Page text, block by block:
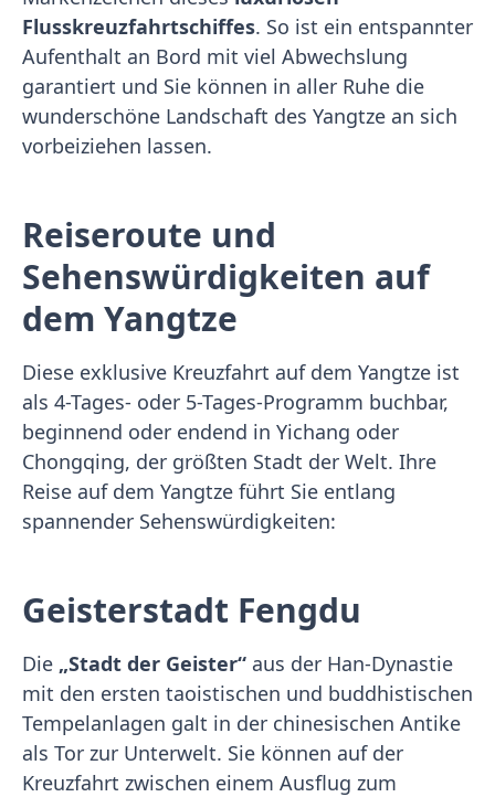
Flusskreuzfahrtschiffes. So ist ein entspannter
Aufenthalt an Bord mit viel Abwechslung
garantiert und Sie können in aller Ruhe die
wunderschöne Landschaft des Yangtze an sich
vorbeiziehen lassen.
Reiseroute und
Sehenswürdigkeiten auf
dem Yangtze
Diese exklusive Kreuzfahrt auf dem Yangtze ist
als 4-Tages- oder 5-Tages-Programm buchbar,
beginnend oder endend in Yichang oder
Chongqing, der größten Stadt der Welt. Ihre
Reise auf dem Yangtze führt Sie entlang
spannender Sehenswürdigkeiten:
Geisterstadt Fengdu
Die „Stadt der Geister“ aus der Han-Dynastie
mit den ersten taoistischen und buddhistischen
Tempelanlagen galt in der chinesischen Antike
als Tor zur Unterwelt. Sie können auf der
Kreuzfahrt zwischen einem Ausflug zum